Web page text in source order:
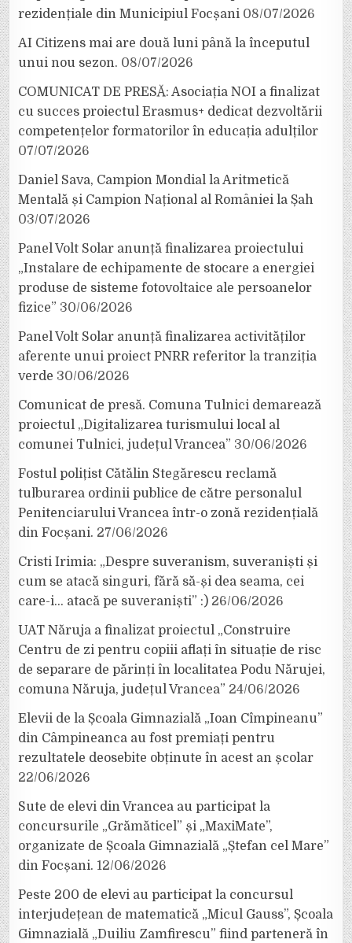
rezidențiale din Municipiul Focșani 08/07/2026
AI Citizens mai are două luni până la începutul
unui nou sezon. 08/07/2026
COMUNICAT DE PRESĂ: Asociația NOI a finalizat
cu succes proiectul Erasmus+ dedicat dezvoltării
competențelor formatorilor în educația adulților
07/07/2026
Daniel Sava, Campion Mondial la Aritmetică
Mentală și Campion Național al României la Șah
03/07/2026
Panel Volt Solar anunță finalizarea proiectului
„Instalare de echipamente de stocare a energiei
produse de sisteme fotovoltaice ale persoanelor
fizice” 30/06/2026
Panel Volt Solar anunță finalizarea activităților
aferente unui proiect PNRR referitor la tranziția
verde 30/06/2026
Comunicat de presă. Comuna Tulnici demarează
proiectul „Digitalizarea turismului local al
comunei Tulnici, județul Vrancea” 30/06/2026
Fostul polițist Cătălin Stegărescu reclamă
tulburarea ordinii publice de către personalul
Penitenciarului Vrancea într-o zonă rezidențială
din Focșani. 27/06/2026
Cristi Irimia: „Despre suveranism, suveraniști și
cum se atacă singuri, fără să-și dea seama, cei
care-i… atacă pe suveraniști” :) 26/06/2026
UAT Năruja a finalizat proiectul „Construire
Centru de zi pentru copiii aflați în situație de risc
de separare de părinți în localitatea Podu Nărujei,
comuna Năruja, județul Vrancea” 24/06/2026
Elevii de la Școala Gimnazială „Ioan Cîmpineanu”
din Câmpineanca au fost premiați pentru
rezultatele deosebite obținute în acest an școlar
22/06/2026
Sute de elevi din Vrancea au participat la
concursurile „Grămăticel” și „MaxiMate”,
organizate de Școala Gimnazială „Ștefan cel Mare”
din Focșani. 12/06/2026
Peste 200 de elevi au participat la concursul
interjudețean de matematică „Micul Gauss”, Școala
Gimnazială „Duiliu Zamfirescu” fiind parteneră în